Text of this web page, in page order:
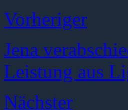
Vorheriger
Jena
Leistung aus
Nächster